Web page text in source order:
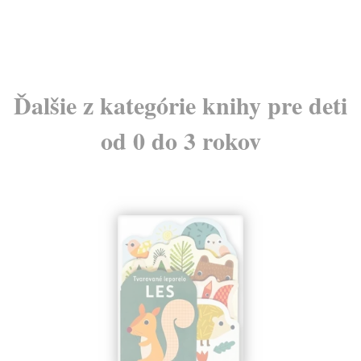
Ďalšie z kategórie knihy pre deti
od 0 do 3 rokov